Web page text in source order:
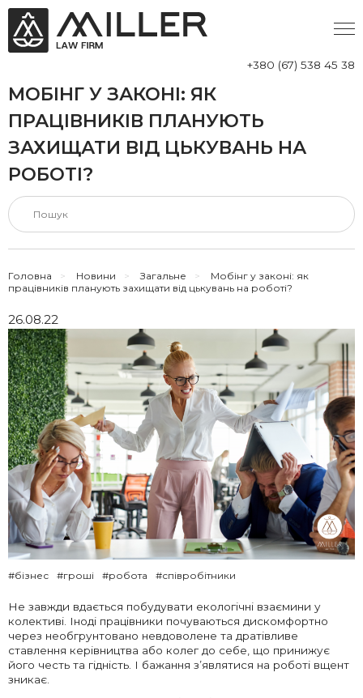
+380 (67) 538 45 38
МОБІНГ У ЗАКОНІ: ЯК
ПРАЦІВНИКІВ ПЛАНУЮТЬ
ЗАХИЩАТИ ВІД ЦЬКУВАНЬ НА
РОБОТІ?
Головна > Новини > Загальне >
Мобінг у законі: як
працівників планують захищати від цькувань на роботі?
26.08.22
#бізнес #гроші #робота #співробітники
Не завжди вдається побудувати екологічні взаємини у
колективі. Іноді працівники почуваються дискомфортно
через необгрунтовано невдоволене та дратівливе
ставлення керівництва або колег до себе, що принижує
його честь та гідність. І бажання з’являтися на роботі вщент
зникає.